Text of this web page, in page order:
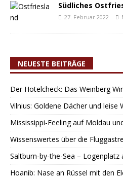
Südliches
27. Februar 2022
NEUESTE BEITRÄGE
Der Hotelcheck: Das Weinberg
Vilnius: Goldene Dächer und leise
Mississippi-Feeling auf Moldau
Wissenswertes über die
Saltburn-by-the-Sea – Logenplatz
Hoanib: Nase an Rüssel mit den